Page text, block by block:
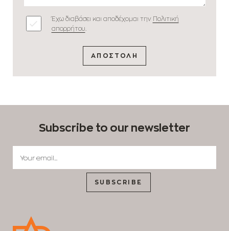
Έχω διαβάσει και αποδέχομαι την Πολιτική
απορρήτου
ΑΠΟΣΤΟΛΗ
Subscribe to our newsletter
SUBSCRIBE